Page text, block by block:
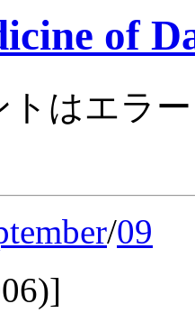
of
トはエラ
/09